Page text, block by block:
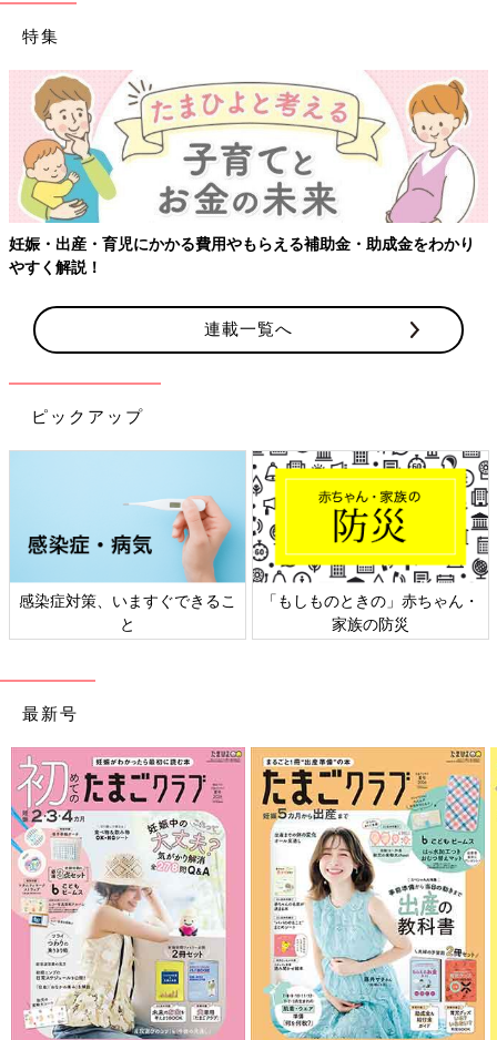
特集
助金・助成金をわかり
【ワクチン接種できるものも】妊婦の感
連載一覧へ
ピックアップ
しものときの」赤ちゃん・
家族の防災
日本外来小児科学会リーフレッ
ト検討会
六
最新号